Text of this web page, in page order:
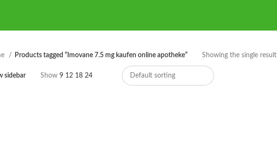
Products tagged “Imovane 7.5 mg kaufen online apotheke” Showing the single result
sidebar Show 9 12 18 24